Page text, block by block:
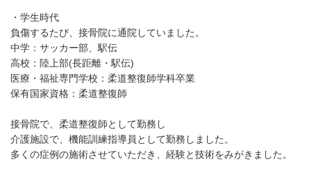
・学生時代
負傷するたび、接骨院に通院していました。
中学：サッカー部、駅伝
高校：陸上部(長距離・駅伝)
医療・福祉専門学校：柔道整復師学科卒業
保有国家資格：柔道整復師
接骨院で、柔道整復師として勤務し
介護施設で、機能訓練指導員として勤務しました。
多くの症例の施術させていただき、経験と技術をみがきました。